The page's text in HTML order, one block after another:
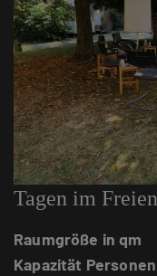
Tagen im Freien
Raumgröße in qm
Kapazität Personen